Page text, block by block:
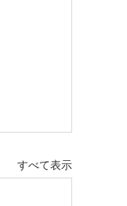
すべて表示